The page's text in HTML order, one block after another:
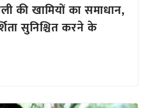
की खामियों का समाधान,
सुनिश्चित करने के